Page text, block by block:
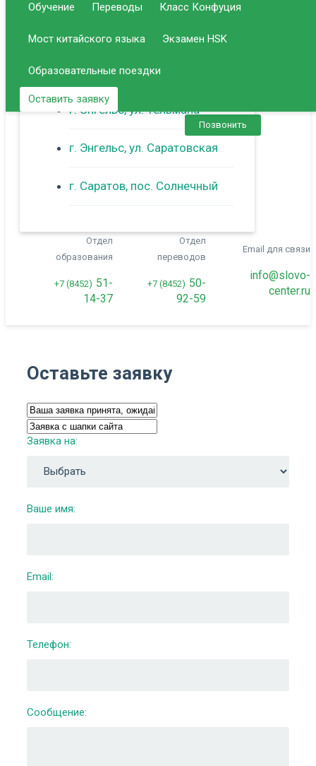
Позвонить
г. Саратов Центральный офис
г. Балаково
г. Энгельс, ул. Тельмана
г. Энгельс, ул. Саратовская
г. Саратов, пос. Солнечный
Отдел
образования
+7 (8452) 51-
14-37
Отдел
переводов
+7 (8452) 50-
92-59
Email для связи
info@slovo-
center.ru
Обучение Переводы Класс Конфуция
Мост китайского языка Экзамен HSK
Образовательные поездки
Оставить заявку
Оставьте заявку
Заявка на:
Ваше имя:
Email:
Телефон:
Сообщение: